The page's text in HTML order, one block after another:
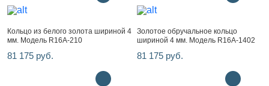
Кольцо из белого золота шириной 4
мм. Модель R16A-210
81 175 руб.
Золотое обручальное кольцо
шириной 4 мм. Модель R16A-1402
81 175 руб.